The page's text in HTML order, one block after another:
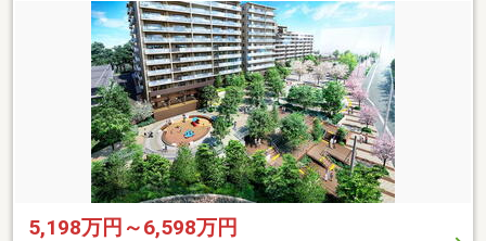
5,198万円～6,598万円